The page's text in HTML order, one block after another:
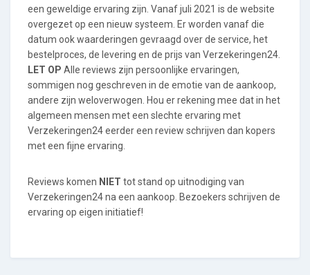
een geweldige ervaring zijn. Vanaf juli 2021 is de website
overgezet op een nieuw systeem. Er worden vanaf die
datum ook waarderingen gevraagd over de service, het
bestelproces, de levering en de prijs van Verzekeringen24.
LET OP Alle reviews zijn persoonlijke ervaringen,
sommigen nog geschreven in de emotie van de aankoop,
andere zijn weloverwogen. Hou er rekening mee dat in het
algemeen mensen met een slechte ervaring met
Verzekeringen24 eerder een review schrijven dan kopers
met een fijne ervaring.
Reviews komen NIET tot stand op uitnodiging van
Verzekeringen24 na een aankoop. Bezoekers schrijven de
ervaring op eigen initiatief!